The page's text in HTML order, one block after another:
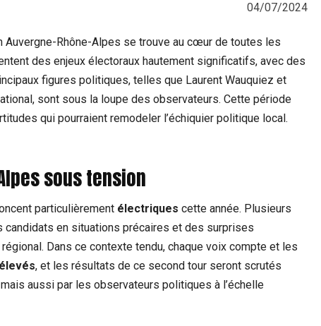
04/07/2024
Rhône-Alpes se trouve au cœur de toutes les
des enjeux électoraux hautement significatifs, avec des
figures politiques, telles que Laurent Wauquiez et
sont sous la loupe des observateurs. Cette période
qui pourraient remodeler l’échiquier politique local.
sous tension
particulièrement électriques cette année. Plusieurs
en situations précaires et des surprises
Dans ce contexte tendu, chaque voix compte et les
, et les résultats de ce second tour seront scrutés
aussi par les observateurs politiques à l’échelle